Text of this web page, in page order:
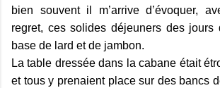
bien souvent il m’arrive d’évoquer,
regret, ces solides déjeuners des jours
base de lard et de jambon.
La table dressée dans la cabane était
et tous y prenaient place sur des bancs